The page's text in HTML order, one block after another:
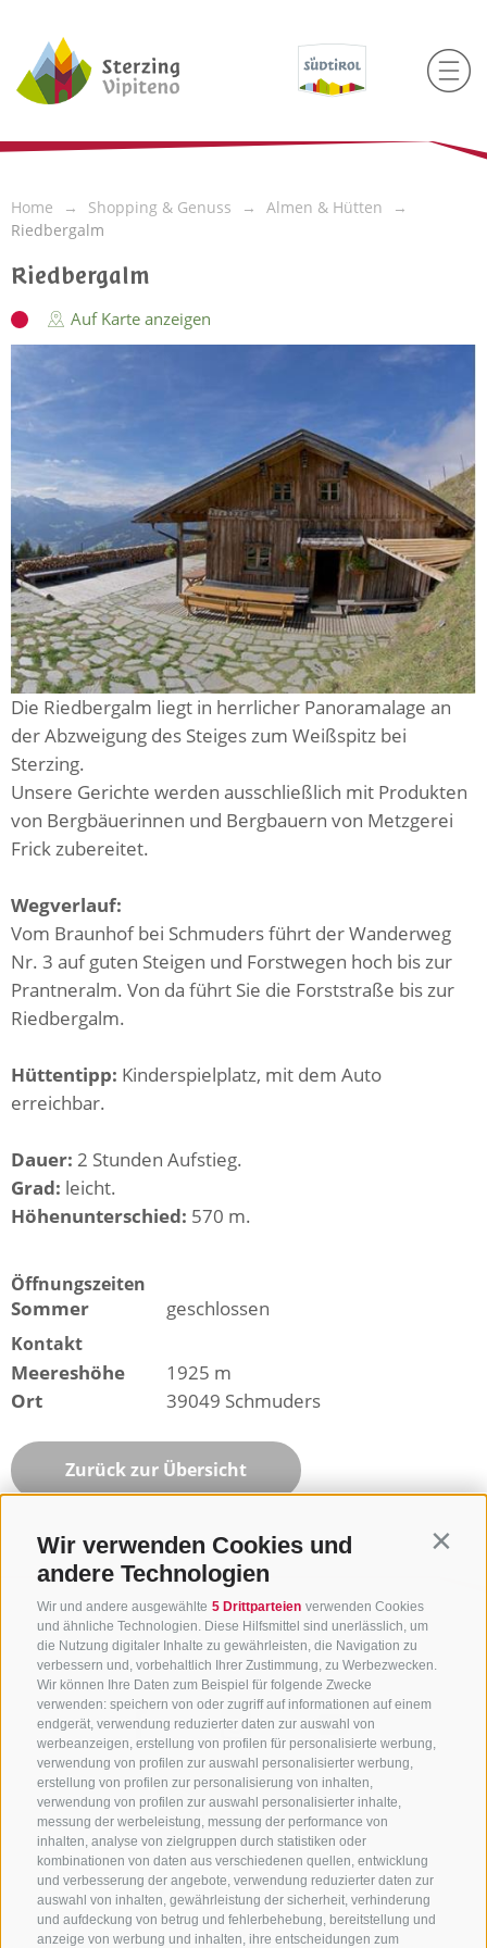
Wir verwenden Cookies und
andere Technologien
Wir und andere ausgewählte 5 Drittparteien verwenden Cookies
und ähnliche Technologien. Diese Hilfsmittel sind unerlässlich, um
die Nutzung digitaler Inhalte zu gewährleisten, die Navigation zu
verbessern und, vorbehaltlich Ihrer Zustimmung, zu Werbezwecken.
Wir können Ihre Daten zum Beispiel für folgende Zwecke
verwenden: speichern von oder zugriff auf informationen auf einem
endgerät, verwendung reduzierter daten zur auswahl von
werbeanzeigen, erstellung von profilen für personalisierte werbung,
verwendung von profilen zur auswahl personalisierter werbung,
erstellung von profilen zur personalisierung von inhalten,
verwendung von profilen zur auswahl personalisierter inhalte,
messung der werbeleistung, messung der performance von
inhalten, analyse von zielgruppen durch statistiken oder
kombinationen von daten aus verschiedenen quellen, entwicklung
und verbesserung der angebote, verwendung reduzierter daten zur
auswahl von inhalten, gewährleistung der sicherheit, verhinderung
und aufdeckung von betrug und fehlerbehebung, bereitstellung und
anzeige von werbung und inhalten, ihre entscheidungen zum
Home Shopping & Genuss
Almen & Hütten
Riedbergalm
Riedbergalm
Auf Karte anzeigen
Die Riedbergalm liegt in herrlicher Panoramalage an
der Abzweigung des Steiges zum Weißspitz bei
Sterzing.
Unsere Gerichte werden ausschließlich mit Produkten
von Bergbäuerinnen und Bergbauern von Metzgerei
Frick zubereitet.
Wegverlauf:
Vom Braunhof bei Schmuders führt der Wanderweg
Nr. 3 auf guten Steigen und Forstwegen hoch bis zur
Prantneralm. Von da führt Sie die Forststraße bis zur
Riedbergalm.
Hüttentipp: Kinderspielplatz, mit dem Auto
erreichbar.
Dauer: 2 Stunden Aufstieg.
Grad: leicht.
Höhenunterschied: 570 m.
Öffnungszeiten
Sommer geschlossen
Kontakt
Meereshöhe
1925 m
Ort
39049 Schmuders
Zurück zur Übersicht
KONTAKTIERE UNS
+39 0472 765 325